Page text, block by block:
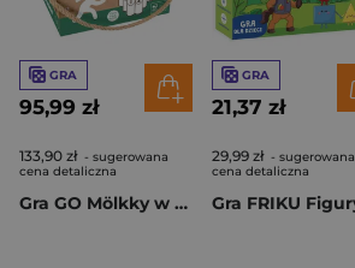
GRA
95,99 zł
133,90 zł - sugerowana
cena detaliczna
Gra GO Mölkky w kartoniku z rączką
GRA
21,37 zł
29,99 zł - sugerowana
cena detaliczna